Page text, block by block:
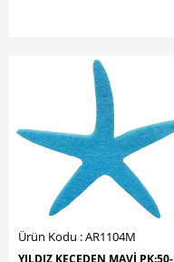
Ürün Kodu : AR1104M